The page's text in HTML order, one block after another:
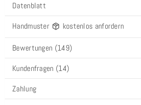
Datenblatt
Handmuster kostenlos anfordern
Bewertungen (149)
Kundenfragen (14)
Zahlung